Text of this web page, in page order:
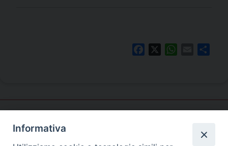
Facebook WhatsApp
Email
giovanile
Informativa